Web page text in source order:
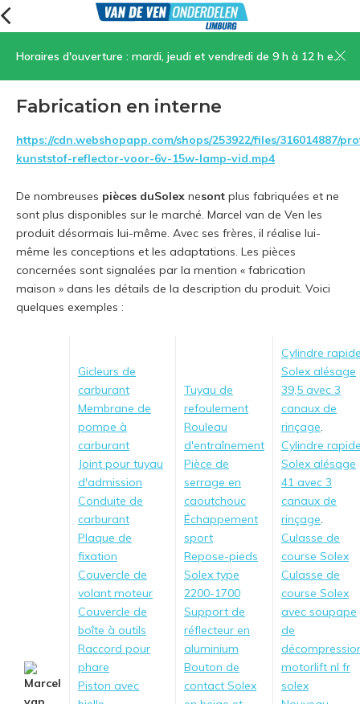
Horaires d'ouverture : mardi, jeudi et vendredi de 9 h à 12 h et de 13 h 30 à 17 h, samedi de 9 h à 12 h
Menu
Fabrication en interne
https://cdn.webshopapp.com/shops/253922/files/316014887/
kunststof-reflector-voor-6v-15w-lamp-vid.mp4
De nombreuses pièces duSolex nesont plus fabriquées et ne
sont plus disponibles sur le marché. Marcel van de Ven les
produit désormais lui-même. Avec ses frères, il réalise lui-
même les conceptions et les adaptations. Les pièces
concernées sont signalées par la mention « fabrication
maison » dans les détails de la description du produit. Voici
quelques exemples :
Gicleurs de
carburant
Membrane de
pompe à
carburant
Joint pour tuyau
d'admission
Conduite de
carburant
Plaque de
fixation
Couvercle de
volant moteur
Couvercle de
boîte à outils
Raccord pour
phare
Piston avec
Tuyau de
refoulement
Rouleau
d'entraînement
Pièce de
serrage en
caoutchouc
Échappement
sport
Repose-pieds
Solex type
2200-1700
Support de
réflecteur en
aluminium
Bouton de
contact Solex
Cylindre
Solex alésage
39,5 avec 3
canaux de
rinçage.
Cylindre
Solex alésage
41 avec 3
canaux de
rinçage.
Culasse de
course Solex
Culasse de
course Solex
avec soupape
de
motorlift nl fr
solex